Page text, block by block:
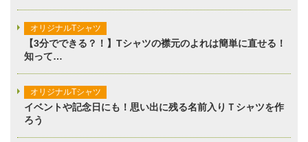
オリジナルTシャツ
【3分でできる？！】Tシャツの襟元のよれは簡単に直せる！
知って…
オリジナルTシャツ
イベントや記念日にも！思い出に残る名前入りＴシャツを作
ろう